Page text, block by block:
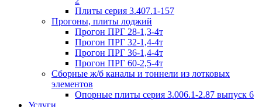
Плиты серия 3.407.1-157
Прогоны, плиты лоджий
Прогон ПРГ 28-1,3-4т
Прогон ПРГ 32-1,4-4т
Прогон ПРГ 36-1,4-4т
Прогон ПРГ 60-2,5-4т
Сборные ж/б каналы и тоннели из лотковых
элементов
Опорные плиты серия 3.006.1-2.87 выпуск 6
Услуги